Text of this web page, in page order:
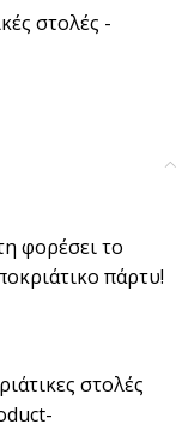
στολές -
φορέσει το
πάρτυ!
στολές